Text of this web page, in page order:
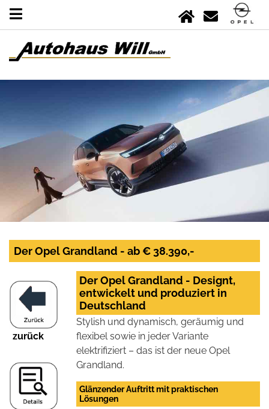
Der Opel Grandland - ab € 38.390,-
zurück
Der Opel Grandland - Designt,
entwickelt und produziert in
Deutschland
Stylish und dynamisch, geräumig und
flexibel sowie in jeder Variante
elektrifiziert – das ist der neue Opel
Grandland.
Glänzender Auftritt mit praktischen
Lösungen